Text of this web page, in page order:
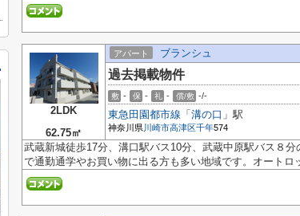
2LDK
62.75㎡
アパート ブランシュ
過去掲載物件
敷 - 保 - 礼 - 償/敷 -/-
東急田園都市線 「 溝の口 」駅
神奈川県川崎市高津区千年574
武蔵新城徒歩17分、溝口駅バス10分、武蔵中原駅バス８
で通勤通学やお買い物に出る方も多い地域です。オートロ